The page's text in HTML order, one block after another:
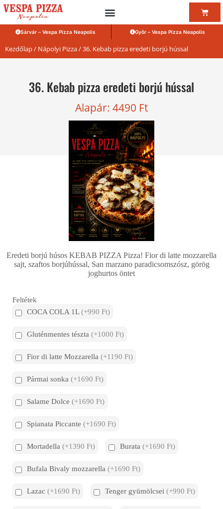
Sárvár – Vespa Pizza Neapolis Győr – Vespa Pizza Neapolis
Kezdőlap/ Nápolyi Pizza/ 36. Kebab pizza eredeti borjú hússal
36. Kebab pizza eredeti borjú hússal
Alapár: 4490 Ft
Eredeti borjú húsos KEBAB PIZZA Pizza! Fior di latte mozzarella
sajt, szaftos borjúhússal, San marzano paradicsomszósz, görög
joghurtos öntet
Feltétek
COCA COLA 1L(+990 Ft)
Gluténmentes tészta (+1000 Ft)
Fior di latte Mozzarella (+1190 Ft)
Pármai sonka (+1690 Ft)
Salame Dolce (+1690 Ft)
Spianata Piccante (+1690 Ft)
Mortadella (+1390 Ft) Burata (+1690 Ft)
Bufala Bivaly mozzarella (+1690 Ft)
Lazac (+1690 Ft) Tenger gyümölcsei (+990 Ft)